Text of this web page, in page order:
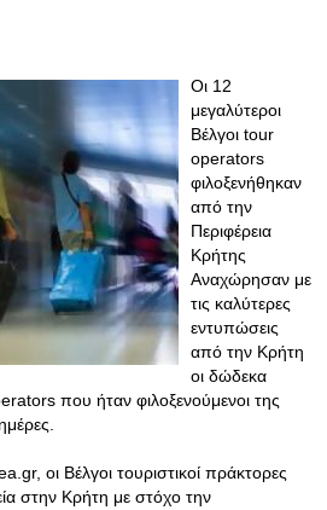
Οι 12
μεγαλύτεροι
Βέλγοι tour
operators
φιλοξενήθηκαν
από την
Περιφέρεια
Κρήτης
Αναχώρησαν με
τις καλύτερες
εντυπώσεις
από την Κρήτη
οι δώδεκα
που ήταν φιλοξενούμενοι της
οι Βέλγοι τουριστικοί πράκτορες
στην Κρήτη με στόχο την